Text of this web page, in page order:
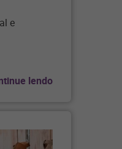
e
lendo